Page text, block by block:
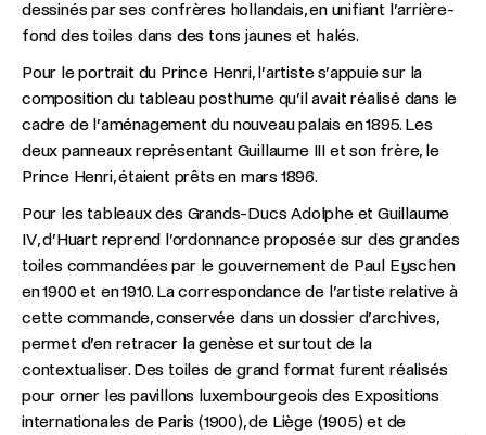
dessinés par ses confrères hollandais, en unifiant l’arrière-
fond des toiles dans des tons jaunes et halés.
Pour le portrait du Prince Henri, l’artiste s’appuie sur la
composition du tableau posthume qu’il avait réalisé dans le
cadre de l’aménagement du nouveau palais en 1895. Les
deux panneaux représentant Guillaume III et son frère, le
Prince Henri, étaient prêts en mars 1896.
Pour les tableaux des Grands-Ducs Adolphe et Guillaume
IV, d’Huart reprend l’ordonnance proposée sur des grandes
toiles commandées par le gouvernement de Paul Eyschen
en 1900 et en 1910. La correspondance de l’artiste relative à
cette commande, conservée dans un dossier d’archives,
permet d’en retracer la genèse et surtout de la
contextualiser. Des toiles de grand format furent réalisés
pour orner les pavillons luxembourgeois des Expositions
internationales de Paris (1900), de Liège (1905) et de